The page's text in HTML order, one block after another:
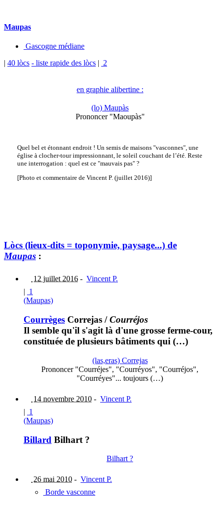
Maupas
Gascogne médiane
| 40 lòcs - liste rapide des lòcs | 2
en graphie alibertine :
(lo) Maupàs
Prononcer "Maoupàs"
Quel bel et étonnant endroit ! Un semis de maisons "vasconnes", une
église à clocher-tour impressionnant, le soleil couchant de l’été. Reste
une interrogation : quel est ce "mauvais pas" ?
[Photo et commentaire de Vincent P. (juillet 2016)]
Lòcs (lieux-dits = toponymie, paysage...) de
Maupas :
12 juillet 2016 - Vincent P.
1
(Maupas)
Courrèges Correjas /Courréjos
Il semble qu'il s'agit là d'une grosse ferme-cour,
constituée de plusieurs bâtiments qui (…)
(las,eras) Correjas
Prononcer "Courréjes", "Courréyos", "Courréjos",
"Courréyes"... toujours (…)
14 novembre 2010 - Vincent P.
| 1
(Maupas)
Billard Bilhart ?
Bilhart ?
26 mai 2010 - Vincent P.
Borde vasconne